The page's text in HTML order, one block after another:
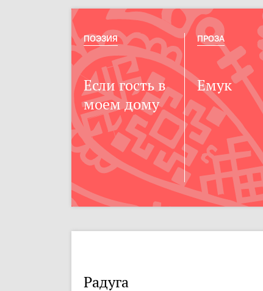
Если гость в
моем дому
ПОЭЗИЯ
Емук
ПРОЗА
Радуга